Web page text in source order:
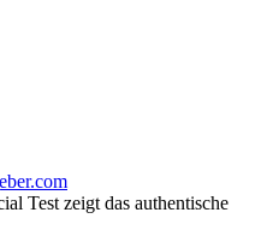
Test zeigt das authentische